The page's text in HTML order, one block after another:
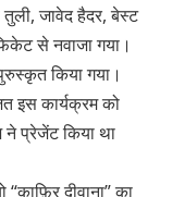
तुली, जावेद हैदर, बेस्ट
से नवाजा गया।
किया गया।
इस कार्यक्रम को
प्रेजेंट किया था
दीवाना” का